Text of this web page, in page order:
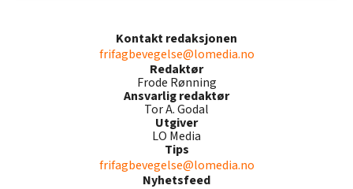
Kontakt redaksjonen
frifagbevegelse@lomedia.no
Redaktør
Frode Rønning
Ansvarlig redaktør
Tor A. Godal
Utgiver
LO Media
Tips
frifagbevegelse@lomedia.no
Nyhetsfeed